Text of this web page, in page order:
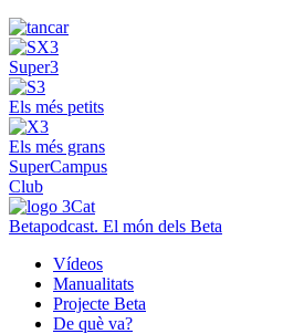
Super3
Els més petits
Els més grans
SuperCampus
Club
Betapodcast. El món dels Beta
Vídeos
Manualitats
Projecte Beta
De què va?